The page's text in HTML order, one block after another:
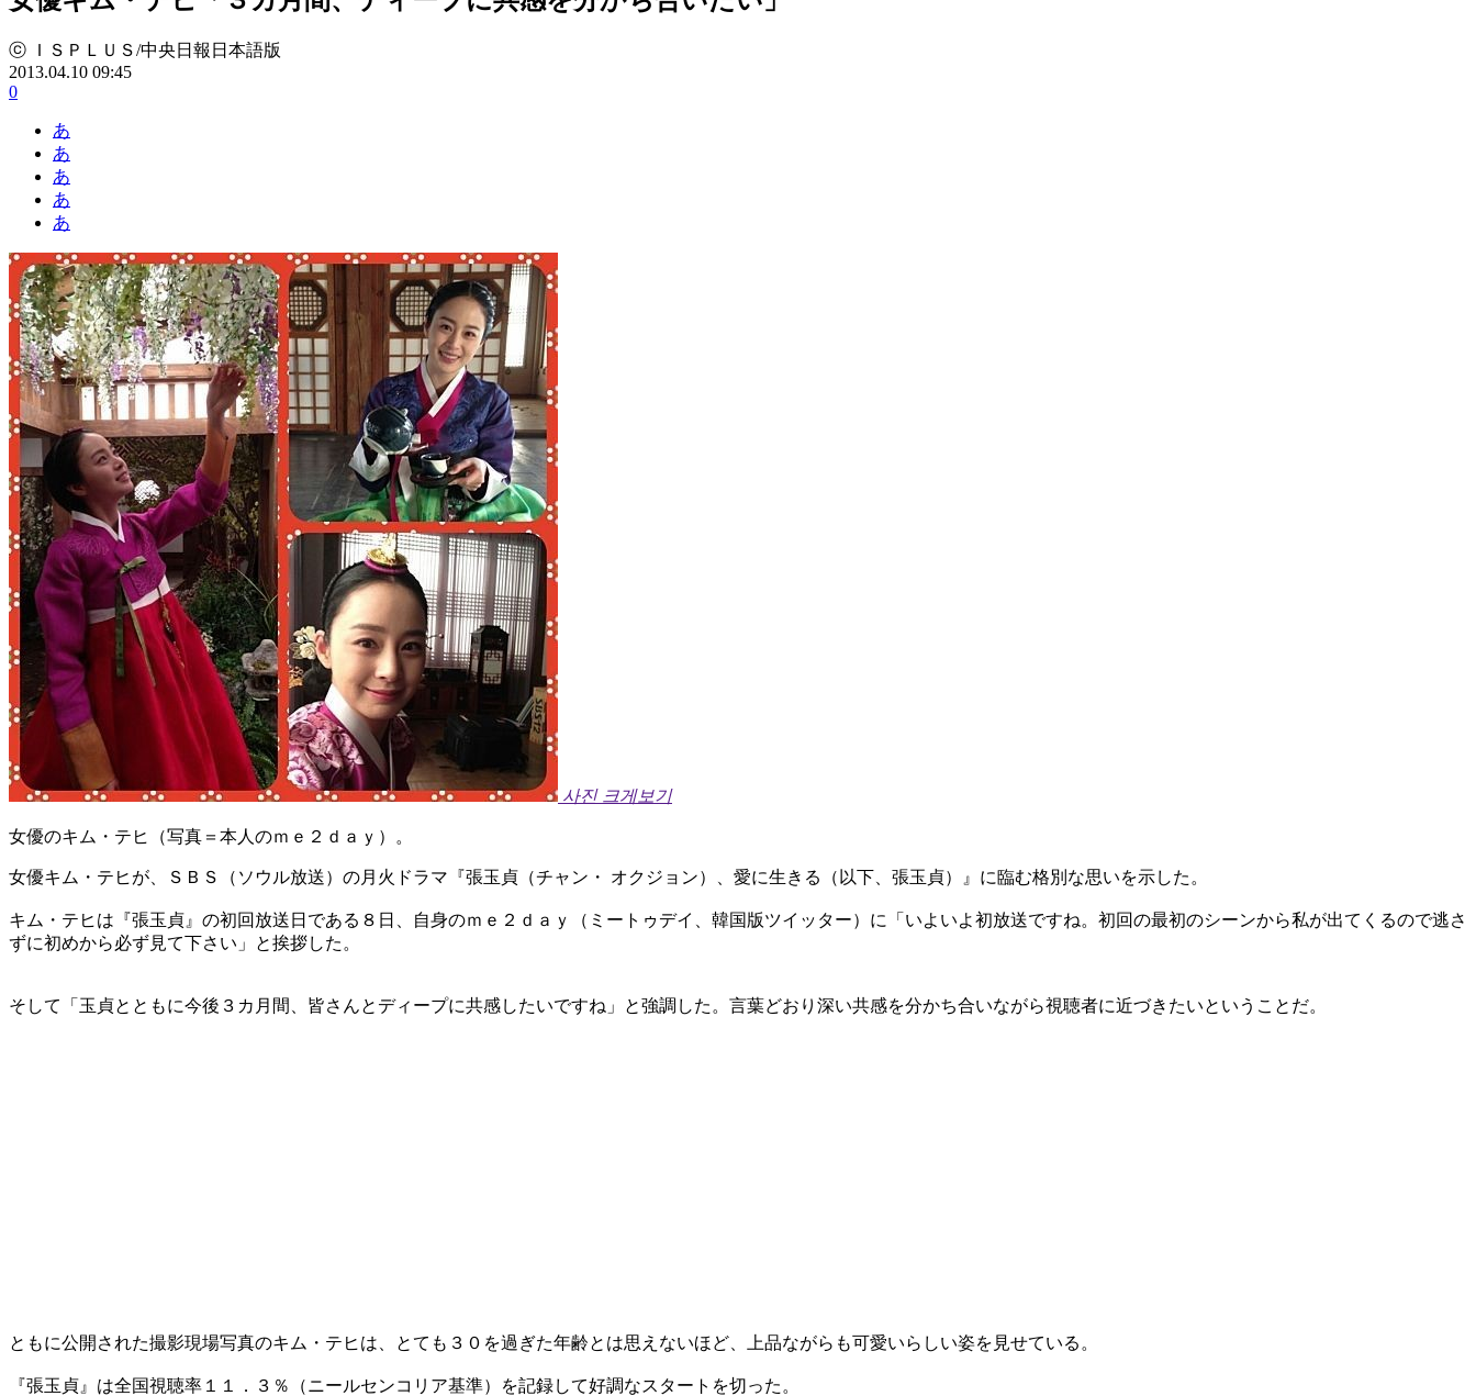
ⓒ ＩＳＰＬＵＳ/中央日報日本語版
2013.04.10 09:45
0
あ
あ
あ
あ
あ
사진 크게보기
女優のキム・テヒ（写真＝本人のｍｅ２ｄａｙ）。
女優キム・テヒが、ＳＢＳ（ソウル放送）の月火ドラマ『張玉貞（チャン・ オクジョン）、愛に生きる（以下、張玉貞）』に臨む格別な思いを示した。
キム・テヒは『張玉貞』の初回放送日である８日、自身のｍｅ２ｄａｙ（ミートゥデイ、韓国版ツイッター）に「いよいよ初放送ですね。初回の最初のシーンから私が出てくるので逃さ
ずに初めから必ず見て下さい」と挨拶した。
そして「玉貞とともに今後３カ月間、皆さんとディープに共感したいですね」と強調した。言葉どおり深い共感を分かち合いながら視聴者に近づきたいということだ。
ともに公開された撮影現場写真のキム・テヒは、とても３０を過ぎた年齢とは思えないほど、上品ながらも可愛いらしい姿を見せている。
『張玉貞』は全国視聴率１１．３％（ニールセンコリア基準）を記録して好調なスタートを切った。